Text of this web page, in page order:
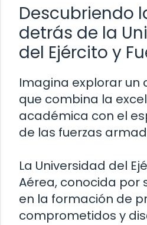
Descubriendo
detrás de la
del Ejército y
Imagina explorar un
que combina la
académica con el
de las fuerzas
La Universidad del
Aérea, conocida por
en la formación de
comprometidos y